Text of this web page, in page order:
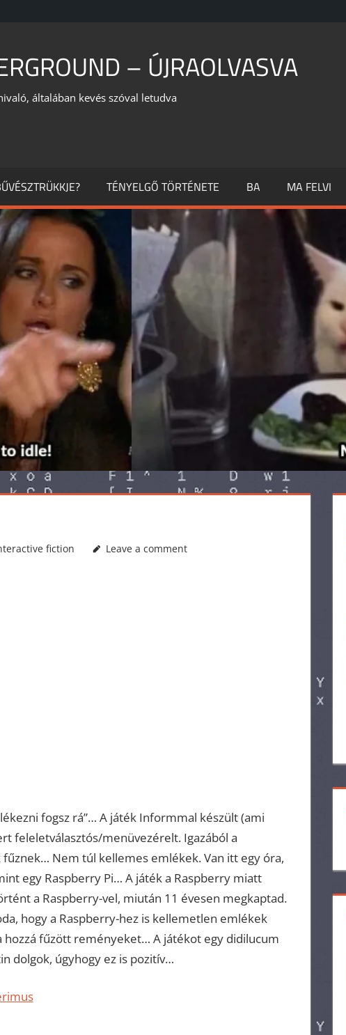
– ÚJRAOLVASVA
általában kevés szóval letudva
TÉNYELGŐ TÖRTÉNETE BA MA FELVI
fiction Leave a comment
fogsz rá”… A játék Informmal készült (ami
feleletválasztós/menüvezérelt. Igazából a
Nem túl kellemes emlékek. Van itt egy óra,
egy Raspberry Pi… A játék a Raspberry miatt
a Raspberry-vel, miután 11 évesen megkaptad.
hogy a Raspberry-hez is kellemetlen emlékek
fűzött reményeket… A játékot egy didilucum
dolgok, úgyhogy ez is pozitív…